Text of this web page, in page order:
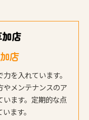
店
を入れています。
やメンテナンスのア
います。定期的な点
ます。